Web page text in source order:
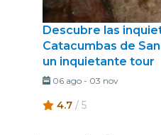
Descubre las
Catacumbas de
un inquietante tour
06 ago- 03 nov
4.7 / 5